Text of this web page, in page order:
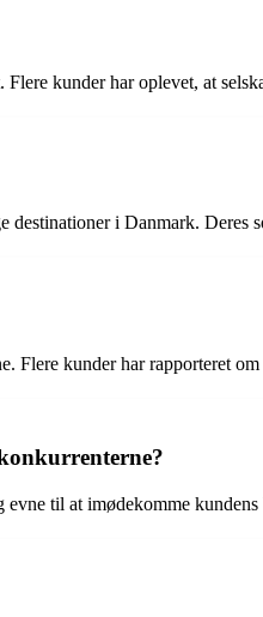
kunder har oplevet, at
i Danmark. Deres
kunder har rapporteret
til at imødekomme